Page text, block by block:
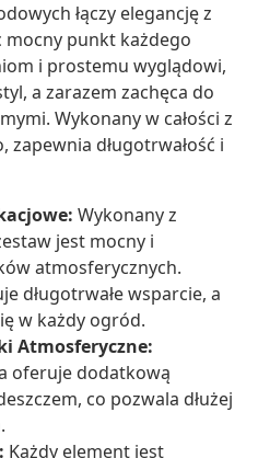
łączy elegancję z
punkt każdego
i prostemu wyglądowi,
a zarazem zachęca do
Wykonany w całości z
długotrwałość i
Wykonany z
jest mocny i
atmosferycznych.
długotrwałe wsparcie, a
w każdy ogród.
Atmosferyczne:
oferuje dodatkową
co pozwala dłużej
Każdy element jest